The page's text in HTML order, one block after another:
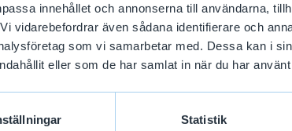
innehållet och annonserna till användarna,
vidarebefordrar även sådana identifierare och
som vi samarbetar med. Dessa kan i
eller som de har samlat in när du har
Statistik
Lönen motsvarar 25 procent av din tidigare
som din ersättning ska beräknas på efter